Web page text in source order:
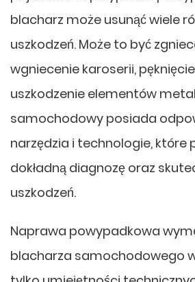
blacharz może usunąć wiele
uszkodzeń. Może to być
wgniecenie karoserii,
uszkodzenie elementów
samochodowy posiada
narzędzia i technologie, które
dokładną diagnozę oraz
uszkodzeń.
Naprawa powypadkowa
blacharza samochodowego